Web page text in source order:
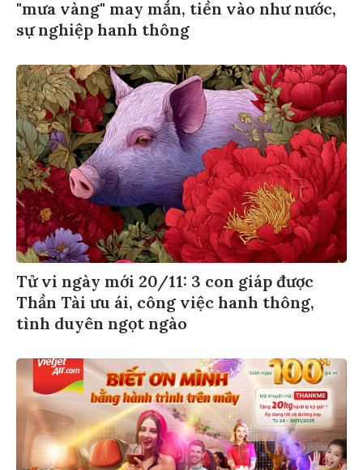
"mưa vàng" may mắn, tiền vào như nước,
sự nghiệp hanh thông
Tử vi ngày mới 20/11: 3 con giáp được
Thần Tài ưu ái, công việc hanh thông,
tình duyên ngọt ngào